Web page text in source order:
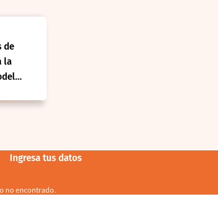
de
la
Ingresa tus datos
no encontrado.